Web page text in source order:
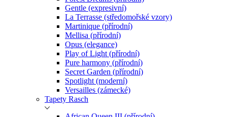
Gentle (expresivní)
La Terrasse (středomořské vzory)
Martinique (přírodní)
Mellisa (přírodní)
Opus (elegance)
Play of Light (přírodní)
Pure harmony (přírodní)
Secret Garden (přírodní)
Spotlight (moderní)
Versailles (zámecké)
Tapety Rasch